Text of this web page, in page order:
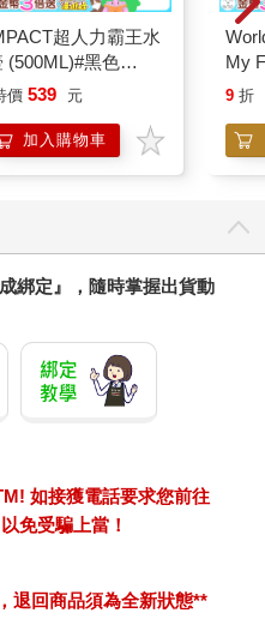
超人力霸王水
(500ML)#黑色
價 539 元
加入購物車
My
9 折
綁定』，隨時掌握出貨動
如接獲電話要求您前往
免受騙上當！
退回商品須為全新狀態**